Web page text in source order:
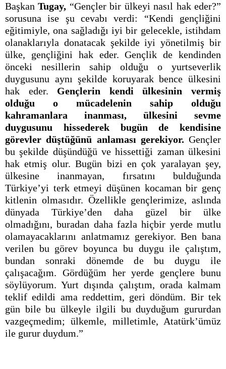
BaşkanTugay, “Gençler bir ülkeyi nasıl hak eder?”
sorusuna ise şu cevabı verdi: “Kendi gençliğini
eğitimiyle, ona sağladığı iyi bir gelecekle, istihdam
olanaklarıyla donatacak şekilde iyi yönetilmiş bir
ülke, gençliğini hak eder. Gençlik de kendinden
önceki nesillerin sahip olduğu o yurtseverlik
duygusunu aynı şekilde koruyarak bence ülkesini
hak eder. Gençlerin kendi ülkesinin vermiş
olduğu o mücadelenin sahip olduğu
kahramanlara inanması, ülkesini sevme
duygusunu hissederek bugün de kendisine
görevler düştüğünü anlaması gerekiyor. Gençler
bu şekilde düşündüğü ve hissettiği zaman ülkesini
hak etmiş olur. Bugün bizi en çok yaralayan şey,
ülkesine inanmayan, fırsatını bulduğunda
Türkiye’yi terk etmeyi düşünen kocaman bir genç
kitlenin olmasıdır. Özellikle gençlerimize, aslında
dünyada Türkiye’den daha güzel bir ülke
olmadığını, buradan daha fazla hiçbir yerde mutlu
olamayacaklarını anlatmamız gerekiyor. Ben bana
verilen bu görev boyunca bu duygu ile çalıştım,
bundan sonraki dönemde de bu duygu ile
çalışacağım. Gördüğüm her yerde gençlere bunu
söylüyorum. Yurt dışında çalıştım, orada kalmam
teklif edildi ama reddettim, geri döndüm. Bir tek
gün bile bu ülkeyle ilgili bu duyduğum gururdan
vazgeçmedim; ülkemle, milletimle, Atatürk’ümüz
ile gurur duydum.”